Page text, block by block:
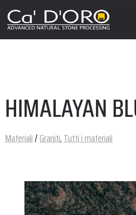
HIMALAYAN
Materiali/Graniti,Tutti i materiali